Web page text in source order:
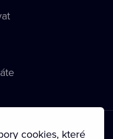
cookies, které